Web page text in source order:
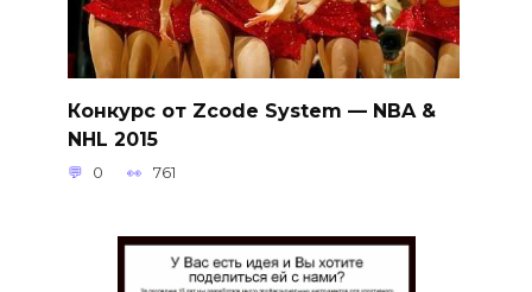
Конкурс от Zcode System — NBA &
NHL 2015
0 761